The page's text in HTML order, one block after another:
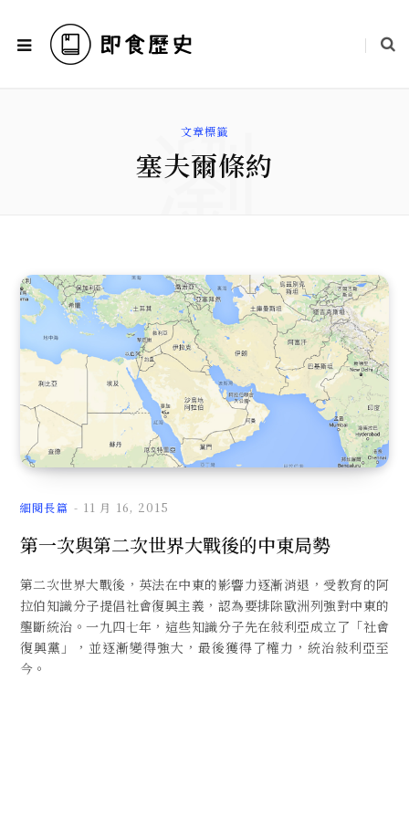
文章標籤
塞夫爾條約
瀏
覽
文
章
細閱長篇 11 月 16, 2015
第一次與第二次世界大戰後的中東局勢
第二次世界大戰後，英法在中東的影響力逐漸消退，受教育的阿
拉伯知識分子提倡社會復興主義，認為要排除歐洲列強對中東的
壟斷統治。一九四七年，這些知識分子先在敍利亞成立了「社會
復興黨」，並逐漸變得強大，最後獲得了權力，統治敍利亞至
今。